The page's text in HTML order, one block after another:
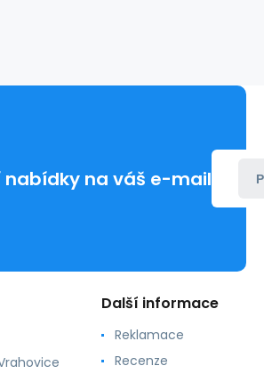
nabídky na váš e-mail
Další informace
Reklamace
Recenze